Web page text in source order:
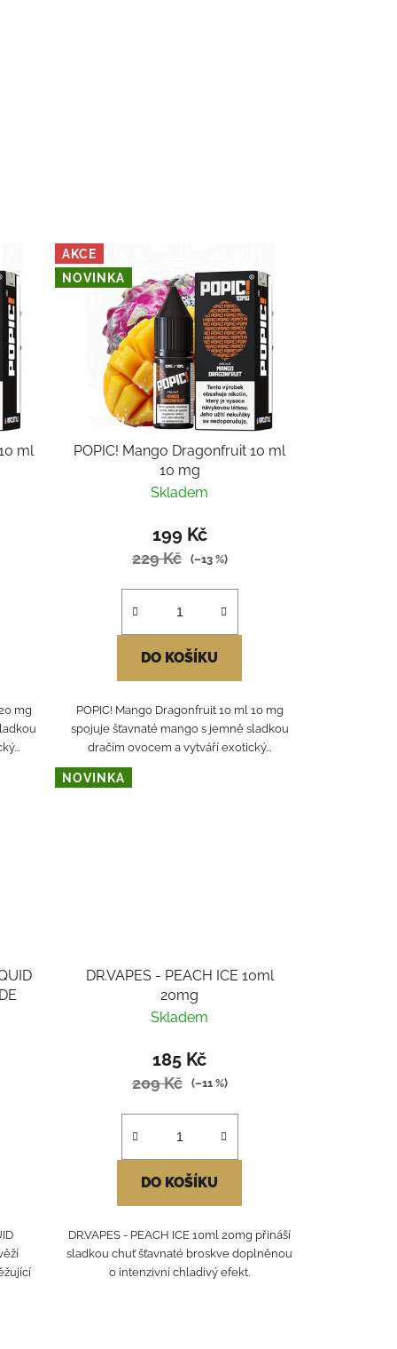
ml
mg
AKCE
NOVINKA
POPIC! Mango Dragonfruit 10 ml
10 mg
Skladem
199 Kč
229 Kč (–13 %)
DO KOŠÍKU
POPIC! Mango Dragonfruit 10 ml 10 mg
spojuje šťavnaté mango s jemně sladkou
dračím ovocem a vytváří exotický...
NOVINKA
DR.VAPES - PEACH ICE 10ml
20mg
Skladem
185 Kč
209 Kč (–11 %)
DO KOŠÍKU
DR.VAPES - PEACH ICE 10ml 20mg přináší
sladkou chuť šťavnaté broskve doplněnou
o intenzivní chladivý efekt.